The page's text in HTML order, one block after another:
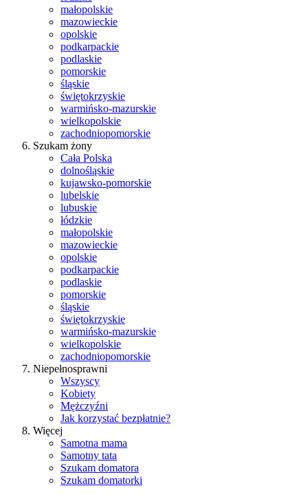
małopolskie
mazowieckie
opolskie
podkarpackie
podlaskie
pomorskie
śląskie
świętokrzyskie
warmińsko-mazurskie
wielkopolskie
zachodniopomorskie
Szukam żony
Cała Polska
dolnośląskie
kujawsko-pomorskie
lubelskie
lubuskie
łódzkie
małopolskie
mazowieckie
opolskie
podkarpackie
podlaskie
pomorskie
śląskie
świętokrzyskie
warmińsko-mazurskie
wielkopolskie
zachodniopomorskie
Niepełnosprawni
Wszyscy
Kobiety
Mężczyźni
Jak korzystać bezpłatnie?
Więcej
Samotna mama
Samotny tata
Szukam domatora
Szukam domatorki